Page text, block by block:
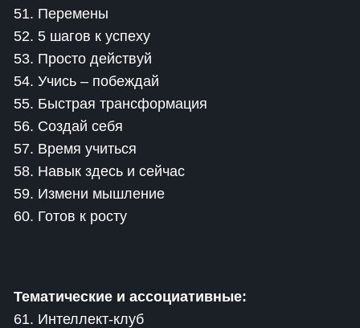
51. Перемены
52. 5 шагов к успеху
53. Просто действуй
54. Учись – побеждай
55. Быстрая трансформация
56. Создай себя
57. Время учиться
58. Навык здесь и сейчас
59. Измени мышление
60. Готов к росту
Тематические и ассоциативные:
61. Интеллект-клуб